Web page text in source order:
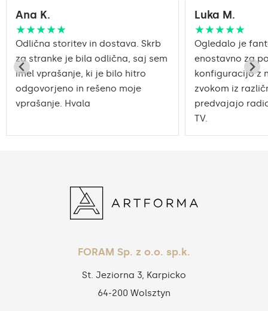
Ana K.
★★★★★
Odlična storitev in dostava. Skrb
za stranke je bila odlična, saj sem
imel vprašanje, ki je bilo hitro
odgovorjeno in rešeno moje
vprašanje. Hvala
Luka M.
★★★★★
Ogledalo je
enostavno za
konfiguracijo z
zvokom iz
predvajajo
TV.
FORAM Sp. z o.o. sp.k.
St. Jeziorna 3, Karpicko
64-200 Wolsztyn